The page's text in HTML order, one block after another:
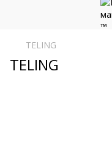
TELING
TELING